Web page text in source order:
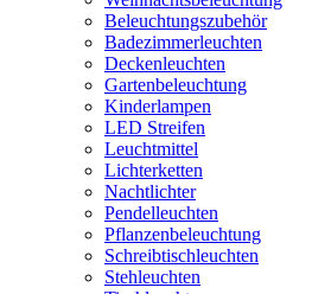
Beleuchtungszubehör
Badezimmerleuchten
Deckenleuchten
Gartenbeleuchtung
Kinderlampen
LED Streifen
Leuchtmittel
Lichterketten
Nachtlichter
Pendelleuchten
Pflanzenbeleuchtung
Schreibtischleuchten
Stehleuchten